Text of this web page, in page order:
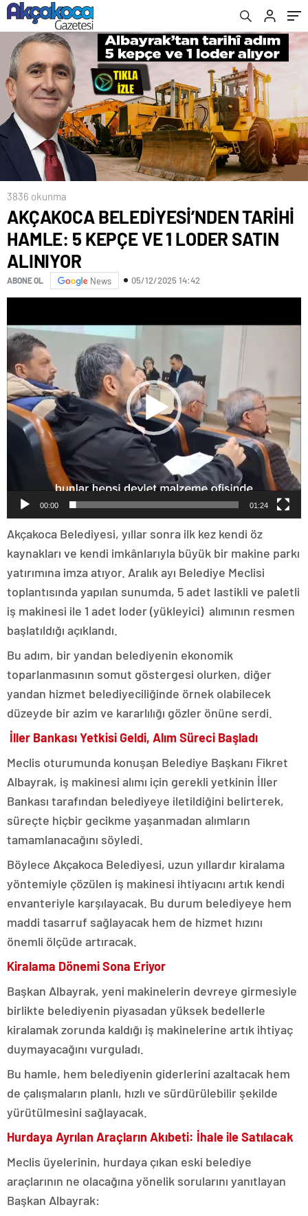
ALINIYOR
3836 okunma
AKÇAKOCA BELEDİYESİ’NDEN TARİHİ
HAMLE: 5 KEPÇE VE 1 LODER SATIN
ALINIYOR
ABONE OL News 05/12/2025 14:42
00:00 01:24
Akçakoca Belediyesi, yıllar sonra ilk kez kendi öz
kaynakları ve kendi imkânlarıyla büyük bir makine parkı
yatırımına imza atıyor. Aralık ayı Belediye Meclisi
toplantısında yapılan sunumda, 5 adet lastikli ve paletli
iş makinesi ile 1 adet loder (yükleyici) alımının resmen
başlatıldığı açıklandı.
Bu adım, bir yandan belediyenin ekonomik
toparlanmasının somut göstergesi olurken, diğer
yandan hizmet belediyeciliğinde örnek olabilecek
düzeyde bir azim ve kararlılığı gözler önüne serdi.
İller Bankası Yetkisi Geldi, Alım Süreci Başladı
Meclis oturumunda konuşan Belediye Başkanı Fikret
Albayrak, iş makinesi alımı için gerekli yetkinin İller
Bankası tarafından belediyeye iletildiğini belirterek,
süreçte hiçbir gecikme yaşanmadan alımların
tamamlanacağını söyledi.
Böylece Akçakoca Belediyesi, uzun yıllardır kiralama
yöntemiyle çözülen iş makinesi ihtiyacını artık kendi
envanteriyle karşılayacak. Bu durum belediyeye hem
maddi tasarruf sağlayacak hem de hizmet hızını
önemli ölçüde artıracak.
Kiralama Dönemi Sona Eriyor
Başkan Albayrak, yeni makinelerin devreye girmesiyle
birlikte belediyenin piyasadan yüksek bedellerle
kiralamak zorunda kaldığı iş makinelerine artık ihtiyaç
duymayacağını vurguladı.
Bu hamle, hem belediyenin giderlerini azaltacak hem
de çalışmaların planlı, hızlı ve sürdürülebilir şekilde
yürütülmesini sağlayacak.
Hurdaya Ayrılan Araçların Akıbeti: İhale ile Satılacak
Meclis üyelerinin, hurdaya çıkan eski belediye
araçlarının ne olacağına yönelik sorularını yanıtlayan
Başkan Albayrak: